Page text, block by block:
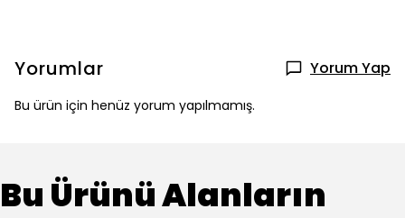
Yorumlar Yorum Yap
Bu ürün için henüz yorum yapılmamış.
Bu Ürünü Alanların